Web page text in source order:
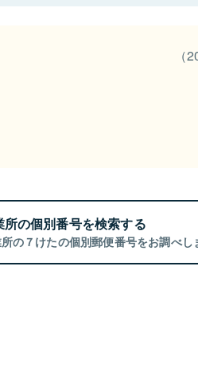
（
所の個別番号を検索する
の７けたの個別郵便番号をお調べし